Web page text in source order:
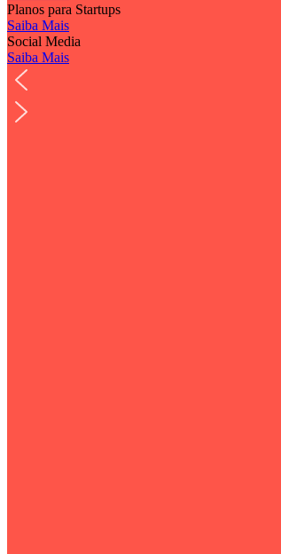
Planos para Startups
Saiba Mais
Social Media
Saiba Mais